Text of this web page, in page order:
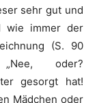
sehr gut und
wie immer der
(S. 90
oder?
gesorgt hat!
Mädchen oder